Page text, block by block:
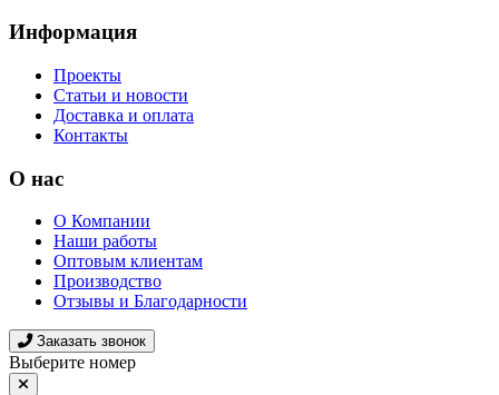
Информация
Проекты
Статьи и новости
Доставка и оплата
Контакты
О нас
О Компании
Наши работы
Оптовым клиентам
Производство
Отзывы и Благодарности
Заказать звонок
Выберите номер